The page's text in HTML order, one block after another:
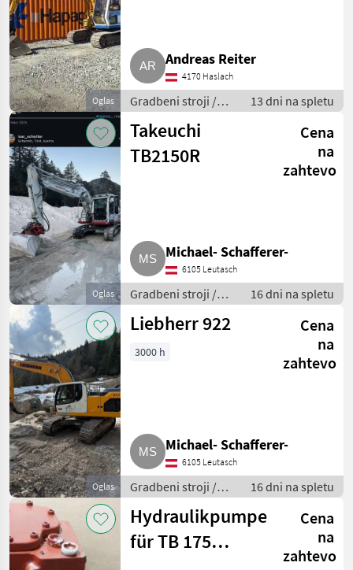
Oglas
Andreas Reiter
4170 Haslach
Gradbeni stroji /
Bager goseničar
13 dni na spletu
Oglas
Takeuchi
TB2150R
Cena
na
zahtevo
Michael- Schafferer-
6105 Leutasch
Gradbeni stroji /
Bager goseničar
16 dni na spletu
Oglas
Liebherr 922
Cena
na
zahtevo
3000 h
Michael- Schafferer-
6105 Leutasch
Gradbeni stroji /
Bager goseničar
16 dni na spletu
Hydraulikpumpe
für TB 175
Cena
na
zahtevo